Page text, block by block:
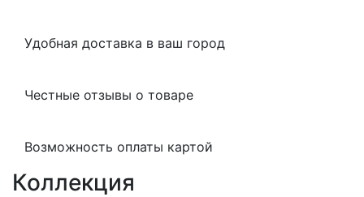
Удобная доставка в ваш город
Честные отзывы о товаре
Возможность оплаты картой
Коллекция